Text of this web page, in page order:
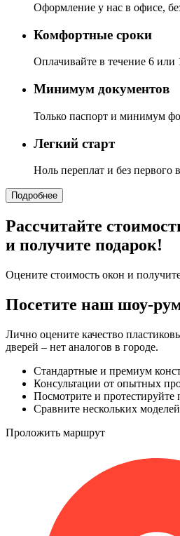
Оформление у нас в офисе,
Комфортные сроки
Оплачивайте в течение 6 или
Минимум документов
Только паспорт и минимум
Легкий старт
Ноль переплат и без первого
Подробнее
Рассчитайте
и получите подарок!
Оцените стоимость окон и
Посетите наш шоу-
Лично оцените качество
дверей – нет аналогов в городе.
Стандартные и премиум
Консультации от опытных
Посмотрите и
Сравните нескольких
Проложить маршрут